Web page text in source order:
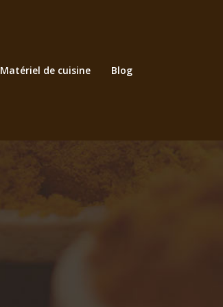
Matériel de cuisine Blog